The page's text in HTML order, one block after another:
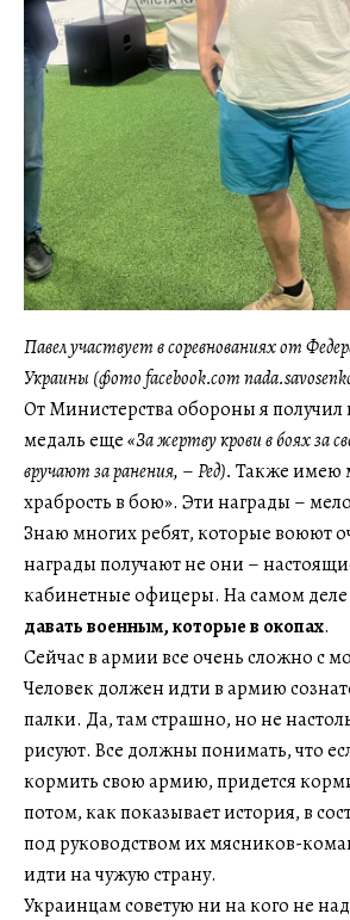
Павел участвует в соревнованиях от
Украины (фото facebook.com
От Министерства обороны я получил
медаль еще«За жертву крови в боях за
вручают за ранения, –Ред). Также имею
храбрость в бою». Эти награды –
Знаю многих ребят, которые воюют
награды получают не они –
кабинетные офицеры. На самом деле
давать военным, которые в окопах.
Сейчас в армии все очень сложно с
Человек должен идти в армию
палки. Да, там страшно, но не
рисуют. Все должны понимать, что
кормить свою армию, придется
потом, как показывает история, в
под руководством их мясников-
идти на чужую страну.
Украинцам советую ни на кого не